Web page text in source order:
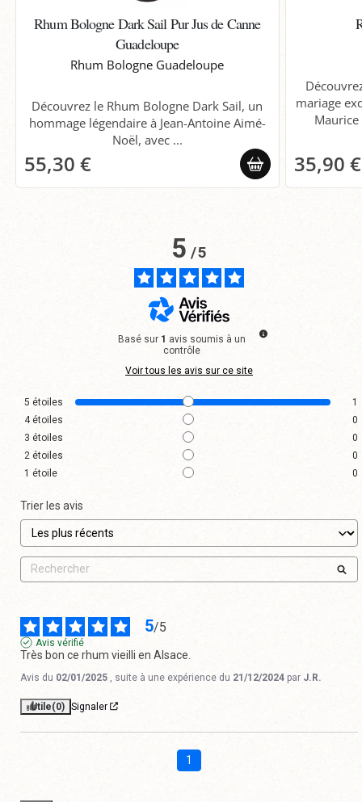
Rhum Bologne Dark Sail Pur Jus de Canne
Guadeloupe
Rhum Bologne Guadeloupe
Découvrez le Rhum Bologne Dark Sail, un
hommage légendaire à Jean-Antoine Aimé-
Noël, avec ...
55,30 €
mariage
35,90 €
5/5
Basé sur 1 avis soumis à un
contrôle
Voir tous les avis sur ce site
5 étoiles
1
4étoiles
0
3 étoiles
0
2 étoiles
0
1 étoile 0
Trier les avis
5/5
Avis vérifié
Très bon ce rhum vieilli en Alsace.
Avis du 02/01/2025 , suite à une expérience du 21/12/2024 par J.R.
Utile(0) Signaler
1